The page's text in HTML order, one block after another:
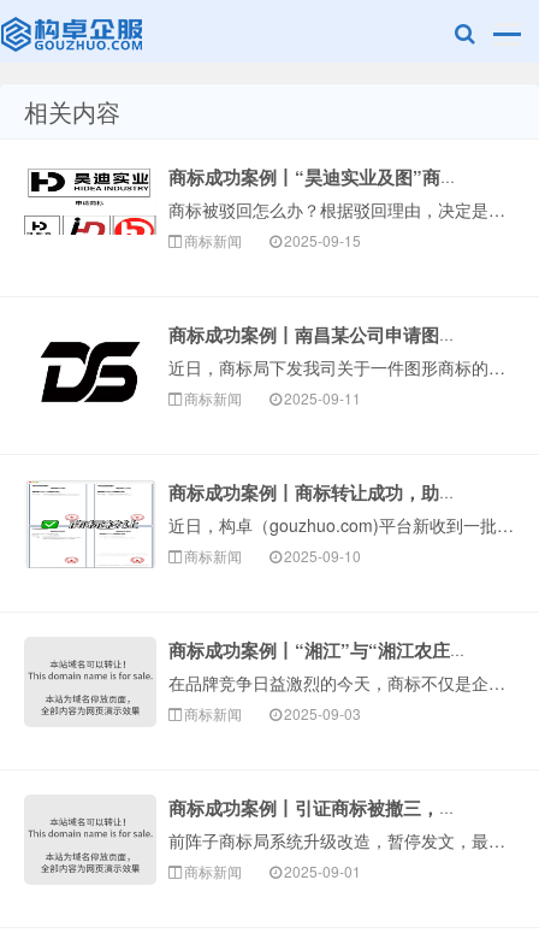
产网
相关内容
商标成功案例丨“昊迪实业及图”商标驳回复审成功
商标被驳回怎么办？根据驳回理由，决定是否申请驳回复审很关键。比如当商标因近似这种非绝对禁止性原因被驳回，可以尝试争取复审。今天，构卓给大家分享近期成功···
商标新闻 2025-09-15
商标成功案例丨南昌某公司申请图形商标因近似被驳回，复审成功！
近日，商标局下发我司关于一件图形商标的驳回复审决定书。该商标在审查过程中，因与在先商标近似被商标局予以驳回，申请人委托我司代理向商标局提交驳回复审。一···
商标新闻 2025-09-11
商标成功案例丨商标转让成功，助力企业快速获品牌资产
近日，构卓（gouzhuo.com)平台新收到一批国家知识产权局商标局下发的《商标转让证明》，成功促成数十件优质商标完成转让。这些成功转让的商标资源涵···
商标新闻 2025-09-10
商标成功案例丨“湘江”与“湘江农庄”近似被驳回，如何申请复审？
在品牌竞争日益激烈的今天，商标不仅是企业身份的象征，更是凝聚市场信誉的无形资产。然而，商标注册之路并非总是一帆风顺。近日，构卓商标顾问凭借专业的法律素···
商标新闻 2025-09-03
商标成功案例丨引证商标被撤三，申请商标顺利通过驳回复审！
前阵子商标局系统升级改造，暂停发文，最近开始陆续恢复发文。这两日，构卓收到商标局下发的商标驳回复审决定书，今天给大家分享一个驳回复审成功案例。丨案件详···
商标新闻 2025-09-01